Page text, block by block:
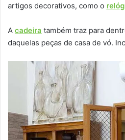
artigos decorativos, como o
A cadeira também traz para
daquelas peças de casa de vó.